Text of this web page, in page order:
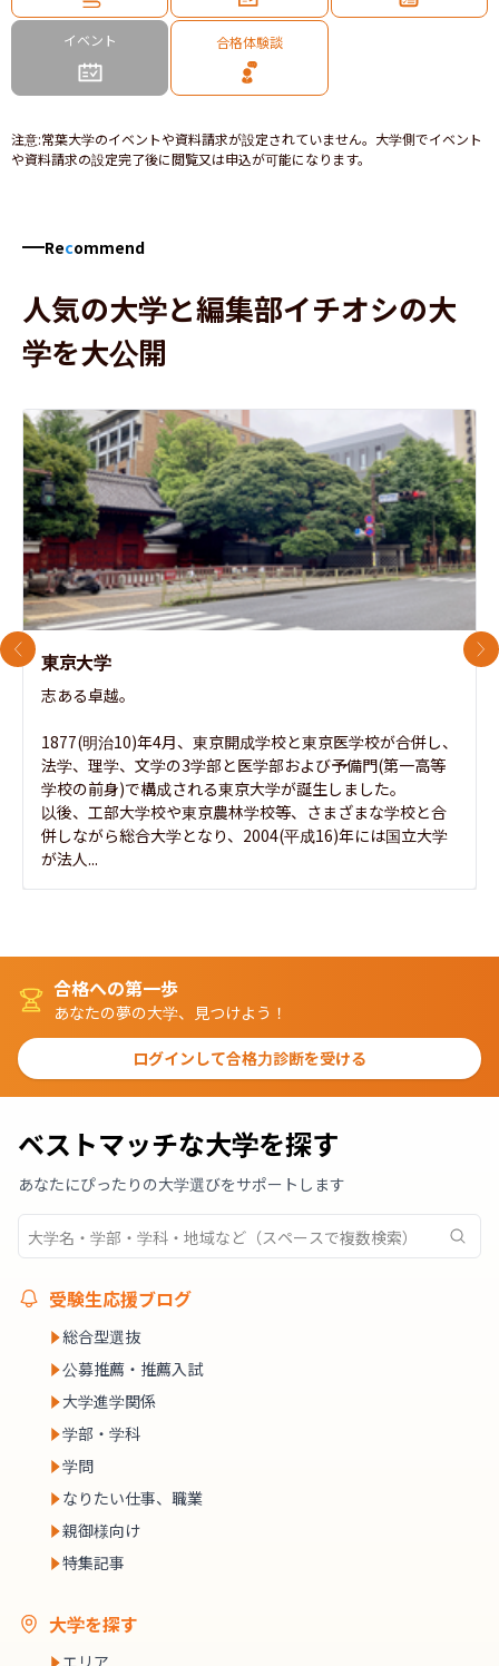
イベント 合格体験談
注意:常葉大学のイベントや資料請求が設定されていません。大学側でイベント
や資料請求の設定完了後に閲覧又は申込が可能になります。
Recommend
人気の大学と編集部イチオシの大
学を大公開
東京大学
志ある卓越。
1877(明治10)年4月、東京開成学校と東京医学校が合併し、
法学、理学、文学の3学部と医学部および予備門(第一高等
学校の前身)で構成される東京大学が誕生しました。
以後、工部大学校や東京農林学校等、さまざまな学校と合
併しながら総合大学となり、2004(平成16)年には国立大学
が法人...
前のスライド 次
合格への第一歩
あなたの夢の大学、見つけよう！
ログインして合格力診断を受ける
ベストマッチな大学を探す
あなたにぴったりの大学選びをサポートします
受験生応援ブログ
総合型選抜
公募推薦・推薦入試
大学進学関係
学部・学科
学問
なりたい仕事、職業
親御様向け
特集記事
大学を探す
エリア